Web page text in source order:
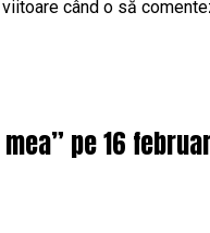
când o să
pe 16